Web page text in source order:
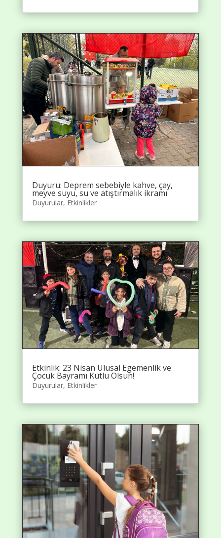
Duyuru: Deprem sebebiyle kahve, çay,
meyve suyu, su ve atıştırmalık ikramı
Duyurular, Etkinlikler
Etkinlik: 23 Nisan Ulusal Egemenlik ve
Çocuk Bayramı Kutlu Olsun!
Duyurular, Etkinlikler